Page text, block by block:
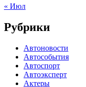
« Июл
Рубрики
Автоновости
Автособытия
Автоспорт
Автоэксперт
Актеры